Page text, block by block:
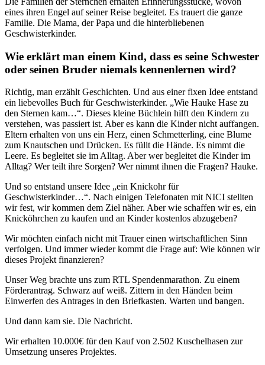
eines ihren Engel auf seiner Reise begleitet. Es trauert die ganze
Familie. Die Mama, der Papa und die hinterbliebenen
Geschwisterkinder.
Wie erklärt man einem Kind, dass es seine Schwester
oder seinen Bruder niemals kennenlernen wird?
Richtig, man erzählt Geschichten. Und aus einer fixen Idee entstand
ein liebevolles Buch für Geschwisterkinder. „Wie Hauke Hase zu
den Sternen kam…“. Dieses kleine Büchlein hilft den Kindern zu
verstehen, was passiert ist. Aber es kann die Kinder nicht auffangen.
Eltern erhalten von uns ein Herz, einen Schmetterling, eine Blume
zum Knautschen und Drücken. Es füllt die Hände. Es nimmt die
Leere. Es begleitet sie im Alltag. Aber wer begleitet die Kinder im
Alltag? Wer teilt ihre Sorgen? Wer nimmt ihnen die Fragen? Hauke.
Und so entstand unsere Idee „ein Knickohr für
Geschwisterkinder…“. Nach einigen Telefonaten mit NICI stellten
wir fest, wir kommen dem Ziel näher. Aber wie schaffen wir es, ein
Knicköhrchen zu kaufen und an Kinder kostenlos abzugeben?
Wir möchten einfach nicht mit Trauer einen wirtschaftlichen Sinn
verfolgen. Und immer wieder kommt die Frage auf: Wie können wir
dieses Projekt finanzieren?
Unser Weg brachte uns zum RTL Spendenmarathon. Zu einem
Förderantrag. Schwarz auf weiß. Zittern in den Händen beim
Einwerfen des Antrages in den Briefkasten. Warten und bangen.
Und dann kam sie. Die Nachricht.
Wir erhalten 10.000€ für den Kauf von 2.502 Kuschelhasen zur
Umsetzung unseres Projektes.